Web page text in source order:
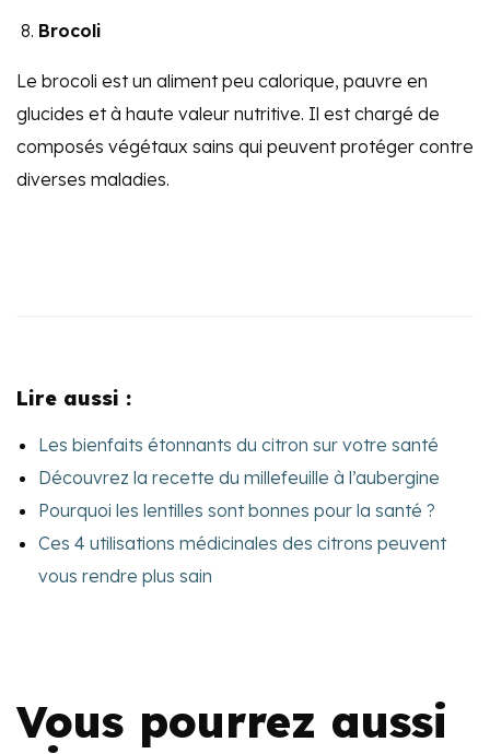
Brocoli
Le brocoli est un aliment peu calorique, pauvre en
glucides et à haute valeur nutritive. Il est chargé de
composés végétaux sains qui peuvent protéger contre
diverses maladies.
Lire aussi :
Les bienfaits étonnants du citron sur votre santé
Découvrez la recette du millefeuille à l’aubergine
Pourquoi les lentilles sont bonnes pour la santé ?
Ces 4 utilisations médicinales des citrons peuvent
vous rendre plus sain
Vous pourrez aussi